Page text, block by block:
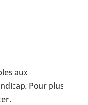
aux
Pour plus